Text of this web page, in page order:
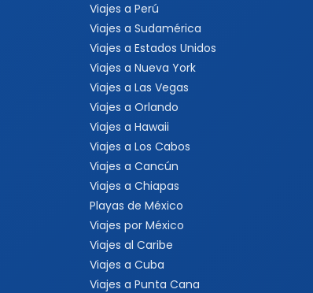
Viajes a Perú
Viajes a Sudamérica
Viajes a Estados Unidos
Viajes a Nueva York
Viajes a Las Vegas
Viajes a Orlando
Viajes a Hawaii
Viajes a Los Cabos
Viajes a Cancún
Viajes a Chiapas
Playas de México
Viajes por México
Viajes al Caribe
Viajes a Cuba
Viajes a Punta Cana